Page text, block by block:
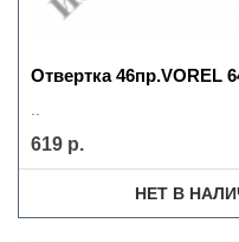
Отвертка 46пр.VOREL
619 р.
НЕТ В